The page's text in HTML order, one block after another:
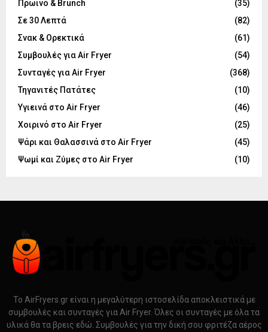
Πρωινό & Brunch
(35)
Σε 30 Λεπτά
(82)
Σνακ & Ορεκτικά
(61)
Συμβουλές για Air Fryer
(54)
Συνταγές για Air Fryer
(368)
Τηγανιτές Πατάτες
(10)
Υγιεινά στο Air Fryer
(46)
Χοιρινό στο Air Fryer
(25)
Ψάρι και Θαλασσινά στο Air Fryer
(45)
Ψωμί και Ζύμες στο Air Fryer
(10)
Το AirFryers.gr είναι η μεγαλύτερη ιστοσελίδα αποκλειστικά με
συμβουλές και συνταγές για Air Fryer. Όλες οι συνταγές με όλα τα
υλικά θα τα βρεις εδώ. Συμβουλές για την δική σου φριτέζα αέρος